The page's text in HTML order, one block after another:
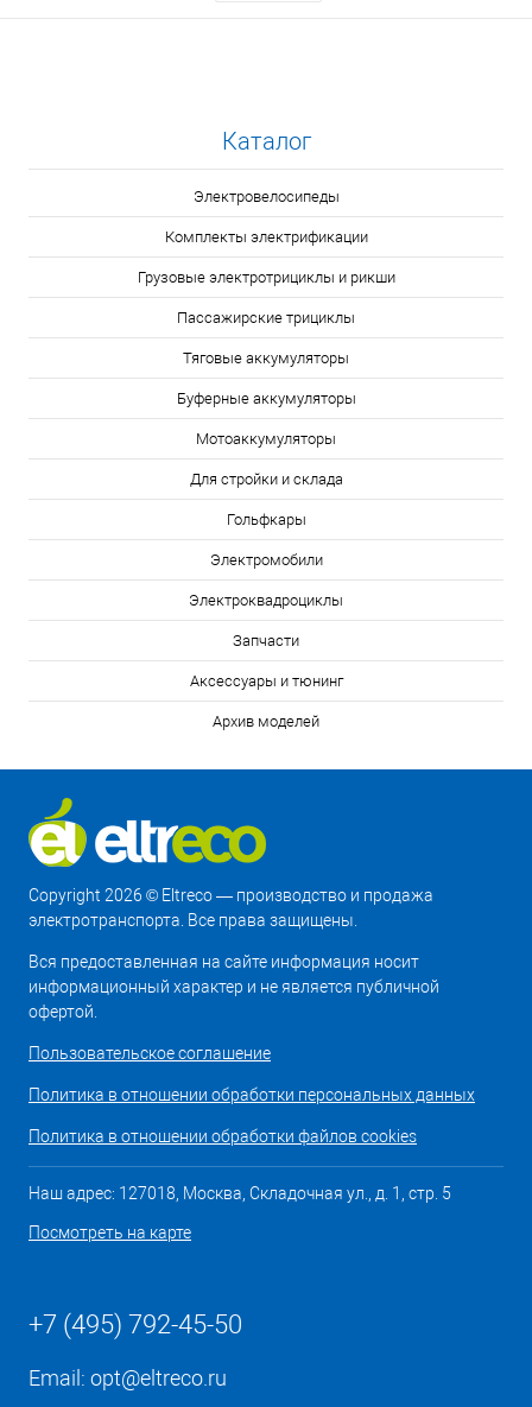
Каталог
Электровелосипеды
Комплекты электрификации
Грузовые электротрициклы и рикши
Пассажирские трициклы
Тяговые аккумуляторы
Буферные аккумуляторы
Мотоаккумуляторы
Для стройки и склада
Гольфкары
Электромобили
Электроквадроциклы
Запчасти
Аксессуары и тюнинг
Архив моделей
Copyright 2026 © Eltreco — производство и продажа
электротранспорта. Все права защищены.
Вся предоставленная на сайте информация носит
информационный характер и не является публичной
офертой.
Пользовательское соглашение
Политика в отношении обработки персональных данных
Политика в отношении обработки файлов cookies
Наш адрес: 127018, Москва, Складочная ул., д. 1, стр. 5
Посмотреть на карте
+7 (495) 792-45-50
Email: opt@eltreco.ru